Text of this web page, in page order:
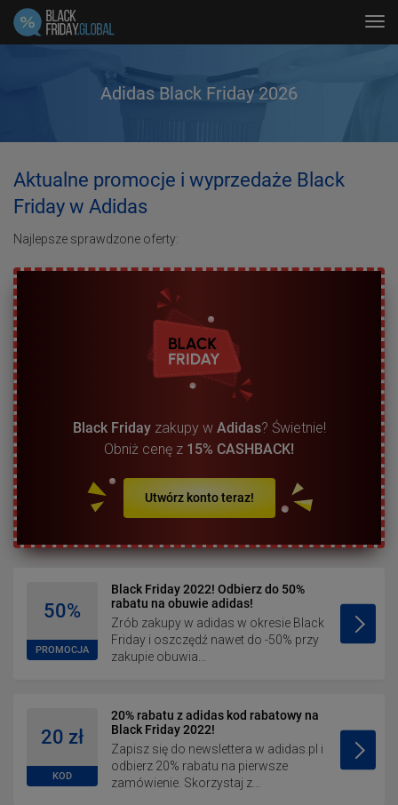
Adidas Black Friday 2026
Aktualne promocje i wyprzedaże Black
Friday w Adidas
Najlepsze sprawdzone oferty:
Black Fridayzakupy w Adidas? Świetnie!
Obniż cenę z 15% CASHBACK!
Utwórz konto teraz!
50%
PROMOCJA
Black Friday 2022! Odbierz do 50%
rabatu na obuwie adidas!
Zrób zakupy w adidas w okresie Black
Friday i oszczędź nawet do -50% przy
zakupie obuwia...
20 zł
KOD
20% rabatu z adidas kod rabatowy na
Black Friday 2022!
Zapisz się do newslettera w adidas.pl i
odbierz 20% rabatu na pierwsze
zamówienie. Skorzystaj z...